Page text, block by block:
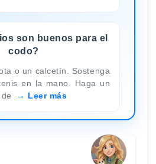
son buenos para el
codo?
o un calcetín. Sostenga
en la mano. Haga un
Leer más